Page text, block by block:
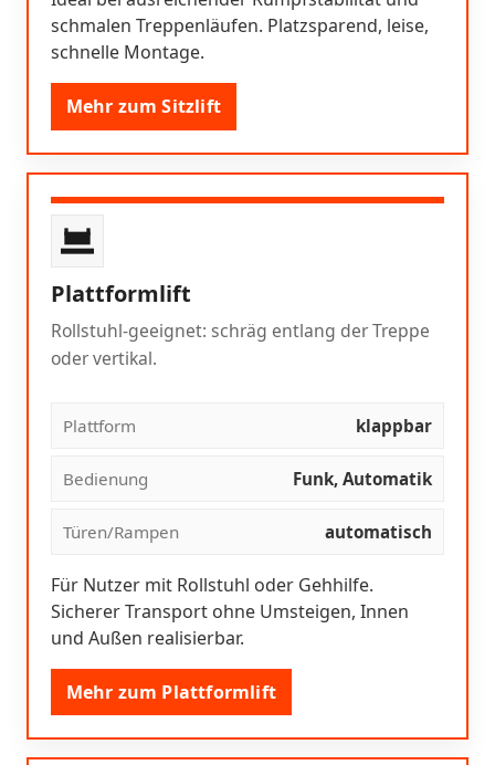
schmalen Treppenläufen. Platzsparend, leise,
schnelle Montage.
Mehr zum Sitzlift
Plattformlift
Rollstuhl-geeignet: schräg entlang der Treppe
oder vertikal.
Plattform klappbar
Bedienung Funk, Automatik
Türen/Rampen automatisch
Für Nutzer mit Rollstuhl oder Gehhilfe.
Sicherer Transport ohne Umsteigen, Innen
und Außen realisierbar.
Mehr zum Plattformlift